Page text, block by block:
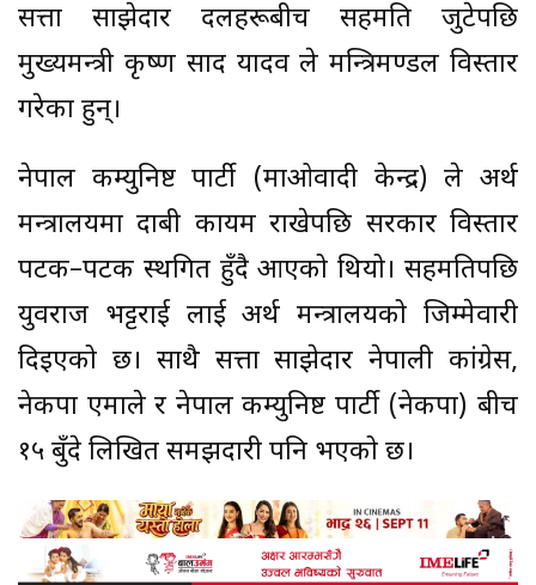
सत्ता साझेदार दलहरूबीच सहमति जुटेपछि
मुख्यमन्त्री कृष्ण प्रसाद यादव ले मन्त्रिमण्डल विस्तार
गरेका हुन्।
नेपाल कम्युनिष्ट पार्टी (माओवादी केन्द्र) ले अर्थ
मन्त्रालयमा दाबी कायम राखेपछि सरकार विस्तार
पटक–पटक स्थगित हुँदै आएको थियो। सहमतिपछि
युवराज भट्टराई लाई अर्थ मन्त्रालयको जिम्मेवारी
दिइएको छ। साथै सत्ता साझेदार नेपाली कांग्रेस,
नेकपा एमाले र नेपाल कम्युनिष्ट पार्टी (नेकपा) बीच
१५ बुँदे लिखित समझदारी पनि भएको छ।